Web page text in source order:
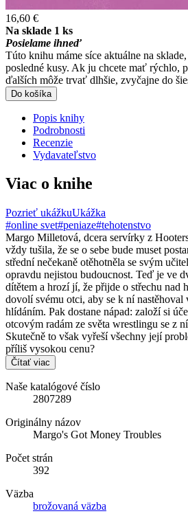
16,60 €
Na sklade 1 ks
Posielame ihneď
Túto knihu máme síce aktuálne na
posledné kusy. Ak ju chcete mať rýchlo,
ďalších môže trvať dlhšie, zvyčajne do
Do košíka
Popis knihy
Podrobnosti
Recenzie
Vydavateľstvo
Viac o knihe
Pozrieť ukážkuUkážka
#online svet#peniaze#tehotenstvo
Margo Milletová, dcera servírky z
vždy tušila, že se o sebe bude muset
střední nečekaně otěhotněla se svým
opravdu nejistou budoucnost. Teď je ve
dítětem a hrozí jí, že přijde o střechu nad
dovolí svému otci, aby se k ní nastěhoval
hlídáním. Pak dostane nápad: založí si
otcovým radám ze světa wrestlingu se z
Skutečně to však vyřeší všechny její
příliš vysokou cenu?
Čítať viac
Naše katalógové číslo
2807289
Originálny názov
Margo's Got Money Troubles
Počet strán
392
Väzba
brožovaná väzba